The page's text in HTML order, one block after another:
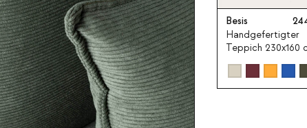
Besis
Handgefertigter
Teppich 230x160
aus Wolle Besis